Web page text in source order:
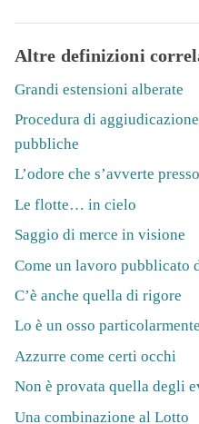
Altre definizioni
Grandi estensioni alberate
Procedura di
pubbliche
L’odore che s’avverte
Le flotte… in cielo
Saggio di merce in visione
Come un lavoro pubblicato
C’è anche quella di rigore
Lo è un osso
Azzurre come certi occhi
Non è provata quella degli
Una combinazione al Lotto